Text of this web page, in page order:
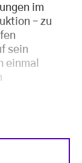
im
– zu
sein
einmal